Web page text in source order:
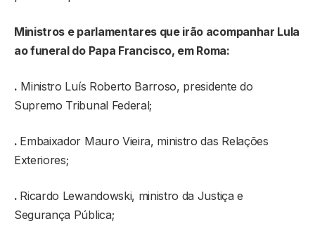
Ministros e parlamentares que irão acompanhar Lula
ao funeral do Papa Francisco, em Roma:
. Ministro Luís Roberto Barroso, presidente do
Supremo Tribunal Federal;
. Embaixador Mauro Vieira, ministro das Relações
Exteriores;
. Ricardo Lewandowski, ministro da Justiça e
Segurança Pública;